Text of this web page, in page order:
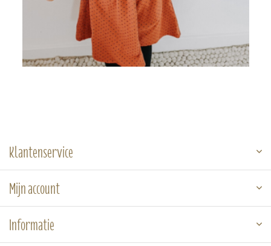
Klantenservice
Mijn account
Informatie